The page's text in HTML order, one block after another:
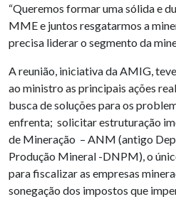
“Queremos formar uma sólida e
MME e juntos resgatarmos a
precisa liderar o segmento da
A reunião, iniciativa da AMIG,
ao ministro as principais ações
busca de soluções para os
enfrenta; solicitar estruturação
de Mineração – ANM (antigo
Produção Mineral -DNPM), o
para fiscalizar as empresas
sonegação dos impostos que